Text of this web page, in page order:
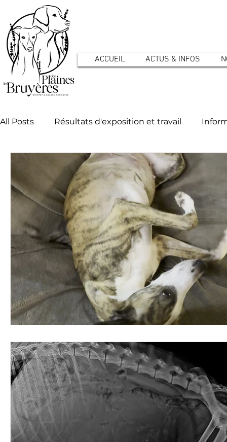
ACCUEIL ACTUS & INFOS
All Posts Résultats d'exposition et travail
Actualités de l'élevage - Chiots Vie
Golden Retriever : la santé Whippet : la santé